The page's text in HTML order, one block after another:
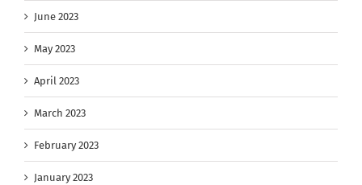
June 2023
May 2023
April 2023
March 2023
February 2023
January 2023